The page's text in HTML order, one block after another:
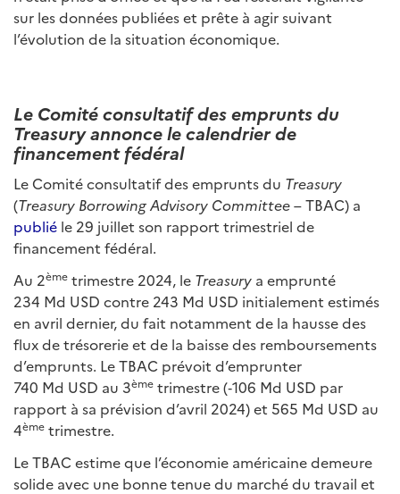
sur les données publiées et prête à agir suivant
l’évolution de la situation économique.
Le Comité consultatif des emprunts du
Treasury annonce le calendrier de
financement fédéral
Le Comité consultatif des emprunts du Treasury
(Treasury Borrowing Advisory Committee– TBAC) a
publié le 29 juillet son rapport trimestriel de
financement fédéral.
Au 2ème trimestre 2024, le Treasury a emprunté
234 Md USD contre 243 Md USD initialement estimés
en avril dernier, du fait notamment de la hausse des
flux de trésorerie et de la baisse des remboursements
d’emprunts. Le TBAC prévoit d’emprunter
740 Md USD au 3ème trimestre (‑106 Md USD par
rapport à sa prévision d’avril 2024) et 565 Md USD au
4ème trimestre.
Le TBAC estime que l’économie américaine demeure
solide avec une bonne tenue du marché du travail et